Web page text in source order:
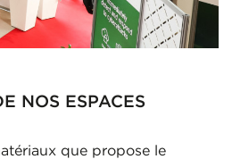
NOS ESPACES
que propose le